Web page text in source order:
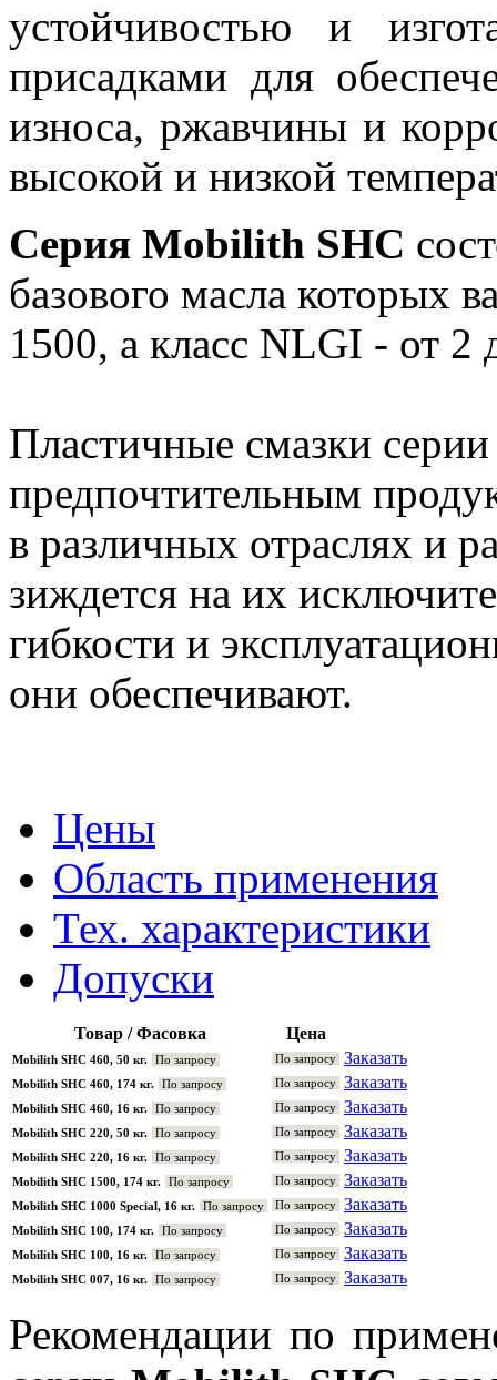
устойчивостью и
присадками для
износа, ржавчины и
высокой и низкой
Серия Mobilith SHC
базового масла которых
1500, а класс NLGI - от 2
Пластичные смазки
предпочтительным
в различных отраслях и
зиждется на их
гибкости и
они обеспечивают.
Цены
Область применения
Тех. характеристики
Допуски
Товар / Фасовка Цена
Mobilith SHC 460, 50 кг. По запросу По запросу Заказать
Mobilith SHC 460, 174 кг. По запросу По запросу Заказать
Mobilith SHC 460, 16 кг. По запросу По запросу Заказать
Mobilith SHC 220, 50 кг. По запросу По запросу Заказать
Mobilith SHC 220, 16 кг. По запросу По запросу Заказать
Mobilith SHC 1500, 174 кг. По запросу По запросу Заказать
Mobilith SHC 1000 Special, 16 кг. По запросу По запросу Заказать
Mobilith SHC 100, 174 кг. По запросу По запросу Заказать
Mobilith SHC 100, 16 кг. По запросу По запросу Заказать
Mobilith SHC 007, 16 кг. По запросу По запросу Заказать
Рекомендации по